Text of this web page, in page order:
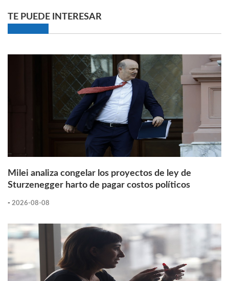
TE PUEDE INTERESAR
Milei analiza congelar los proyectos de ley de
Sturzenegger harto de pagar costos políticos
- 2026-08-08